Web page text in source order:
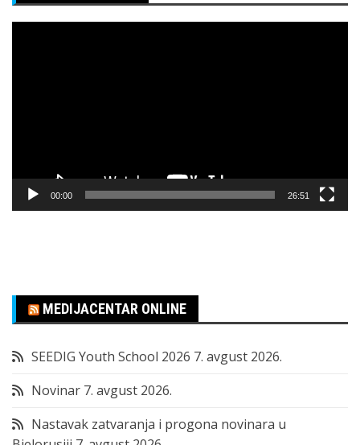
00:00 26:51
MEDIJACENTAR ONLINE
SEEDIG Youth School 2026 7. avgust 2026.
Novinar 7. avgust 2026.
Nastavak zatvaranja i progona novinara u